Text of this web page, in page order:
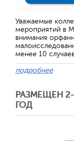
Уважаемые
мероприятий в
внимания
менее 10
подробнее
РАЗМЕЩЕН
ГОД